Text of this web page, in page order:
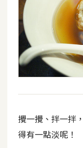
全
站
導
覽
合
提
案
攪一攪、拌一拌
得有一點淡呢！